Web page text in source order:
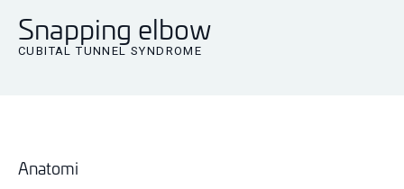
Snapping elbow
CUBITAL TUNNEL SYNDROME
Anatomi